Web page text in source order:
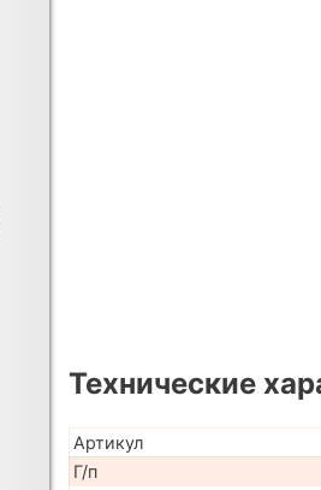
Технические
Артикул
Г/п